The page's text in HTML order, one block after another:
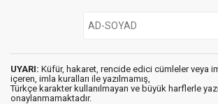
UYARI: Küfür, hakaret, rencide edici cümleler veya
içeren, imla kuralları ile yazılmamış,
Türkçe karakter kullanılmayan ve büyük harflerle
onaylanmamaktadır.